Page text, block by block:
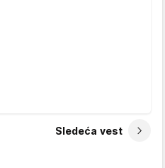
Sledeća vest